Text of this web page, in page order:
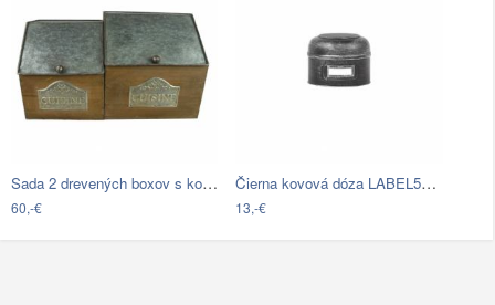
Sada 2 drevených boxov s kovovým vekom…
60,-€
Čierna kovová dóza LABEL51 Antigue, ⌀…
13,-€